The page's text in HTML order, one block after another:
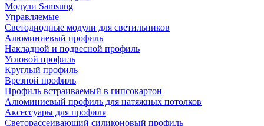
Модули Samsung
Управляемые
Светодиодные модули для светильников
Алюминиевый профиль
Накладной и подвесной профиль
Угловой профиль
Круглый профиль
Врезной профиль
Профиль встраиваемый в гипсокартон
Алюминиевый профиль для натяжных потолков
Аксессуары для профиля
Светорассеивающий силиконовый профиль